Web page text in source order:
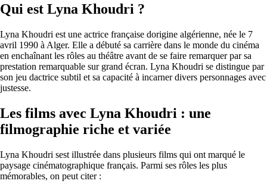
Qui est Lyna Khoudri ?
Lyna Khoudri est une actrice française dorigine algérienne, née le 7
avril 1990 à Alger. Elle a débuté sa carrière dans le monde du cinéma
en enchaînant les rôles au théâtre avant de se faire remarquer par sa
prestation remarquable sur grand écran. Lyna Khoudri se distingue par
son jeu dactrice subtil et sa capacité à incarner divers personnages avec
justesse.
Les films avec Lyna Khoudri : une
filmographie riche et variée
Lyna Khoudri sest illustrée dans plusieurs films qui ont marqué le
paysage cinématographique français. Parmi ses rôles les plus
mémorables, on peut citer :